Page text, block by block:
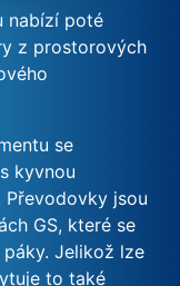
nabízí poté
z prostorových
se
kyvnou
jsou
GS, které se
Jelikož lze
to také